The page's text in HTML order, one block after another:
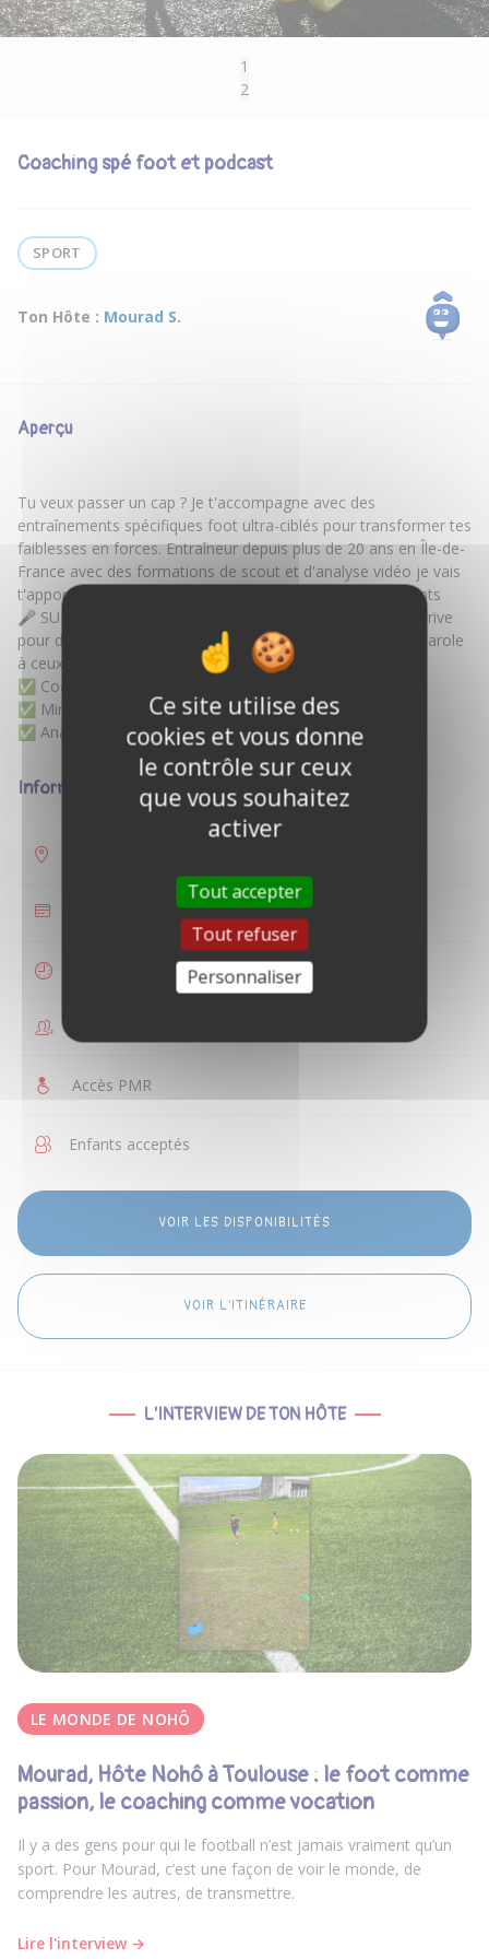
1
2
Coaching spé foot et podcast
SPORT
Ton Hôte : Mourad S.
Aperçu
Tu veux passer un cap ? Je t'accompagne avec des
entraînements spécifiques foot ultra-ciblés pour transformer tes
faiblesses en forces. Entraîneur depuis plus de 20 ans en Île-de-
France avec des formations de scout et d'analyse vidéo je vais
t'apporter tout un suivis ce n'est pas que des entraînements
​🎤 SURPRISE : Le micro s'allume bientôt ! Mon Podcast arrive
pour décrypter le foot, partager mon projet et donner la parole
à ceux qui font vibrer le jeu.
​✅ Coaching personnalisé
✅ Mindset de champion
Informations
Accès PMR
Enfants acceptés
VOIR LES DISPONIBILITÉS
VOIR L'ITINÉRAIRE
L'INTERVIEW DE TON HÔTE
LE MONDE DE NOHÔ
Mourad, Hôte Nohô à Toulouse : le foot comme
passion, le coaching comme vocation
Il y a des gens pour qui le football n’est jamais vraiment qu’un
sport. Pour Mourad, c’est une façon de voir le monde, de
comprendre les autres, de transmettre.
Lire l'interview →
Ce site utilise des
cookies et vous donne
le contrôle sur ceux
que vous souhaitez
activer
Tout accepter
Tout refuser
Personnaliser